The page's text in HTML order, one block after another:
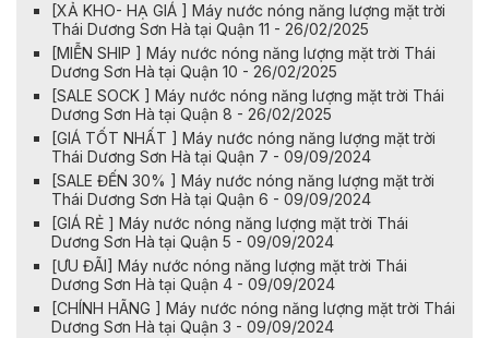
[XẢ KHO- HẠ GIÁ ] Máy nước nóng năng lượng mặt trời
Thái Dương Sơn Hà tại Quận 11 - 26/02/2025
[MIỄN SHIP ] Máy nước nóng năng lượng mặt trời Thái
Dương Sơn Hà tại Quận 10 - 26/02/2025
[SALE SOCK ] Máy nước nóng năng lượng mặt trời Thái
Dương Sơn Hà tại Quận 8 - 26/02/2025
[GIÁ TỐT NHẤT ] Máy nước nóng năng lượng mặt trời
Thái Dương Sơn Hà tại Quận 7 - 09/09/2024
[SALE ĐẾN 30% ] Máy nước nóng năng lượng mặt trời
Thái Dương Sơn Hà tại Quận 6 - 09/09/2024
[GIÁ RẺ ] Máy nước nóng năng lượng mặt trời Thái
Dương Sơn Hà tại Quận 5 - 09/09/2024
[ƯU ĐÃI] Máy nước nóng năng lượng mặt trời Thái
Dương Sơn Hà tại Quận 4 - 09/09/2024
[CHÍNH HÃNG ] Máy nước nóng năng lượng mặt trời Thái
Dương Sơn Hà tại Quận 3 - 09/09/2024